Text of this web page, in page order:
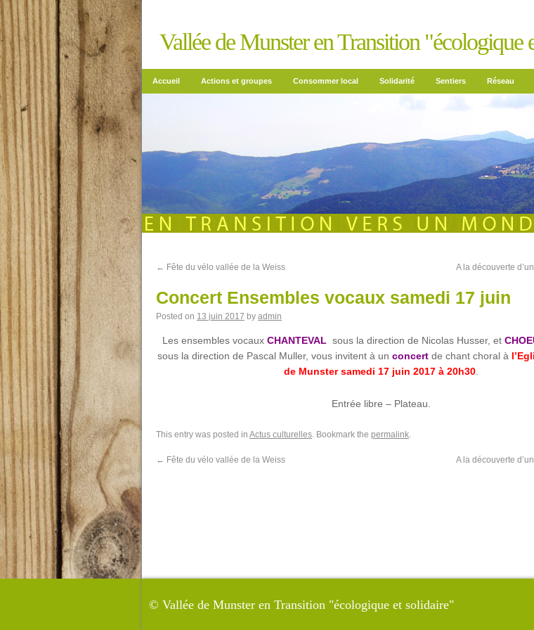
Vallée de Munster en Transition "écologique
Accueil Actions et groupes Consommer local Solidarité Sentiers Réseau
← Fête du vélo vallée de la Weiss A la découverte
Concert Ensembles vocaux samedi 17 juin
Posted on 13 juin 2017 by admin
Les ensembles vocaux CHANTEVAL sous la direction de Nicolas Husser, et
sous la direction de Pascal Muller, vous invitent à un concertde chant choral à
de Munster samedi 17 juin 2017 à 20h30.
Entrée libre – Plateau.
This entry was posted in Actus culturelles. Bookmark the permalink.
← Fête du vélo vallée de la Weiss A la découverte
© Vallée de Munster en Transition "écologique et solidaire"